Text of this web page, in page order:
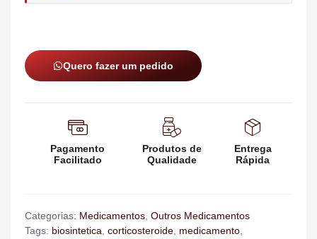
Quero fazer um pedido
Pagamento
Facilitado
Produtos de
Qualidade
Entrega
Rápida
Categorias: Medicamentos, Outros Medicamentos
Tags: biosintetica, corticosteroide, medicamento,